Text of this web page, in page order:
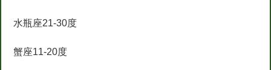
水瓶座21-30度
蟹座11-20度